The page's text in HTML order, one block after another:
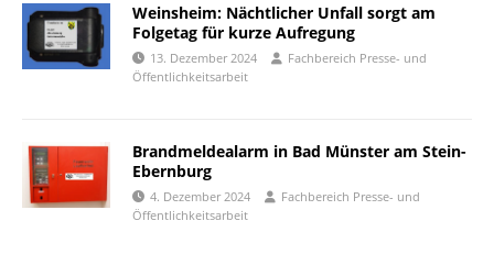
Weinsheim: Nächtlicher Unfall sorgt am
Folgetag für kurze Aufregung
13. Dezember 2024
Fachbereich Presse- und
Öffentlichkeitsarbeit
Brandmeldealarm in Bad Münster am Stein-
Ebernburg
4. Dezember 2024
Fachbereich Presse- und
Öffentlichkeitsarbeit